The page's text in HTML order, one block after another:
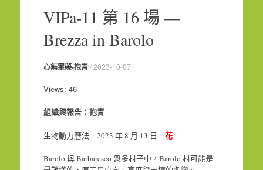
contentVIPa-11 第 16 場 —
Brezza in Barolo
心無罣礙-抱青/2023-10-07
Views: 46
組織與報告：抱青
生物動力曆法﹕2023 年 8 月 13 日 –花
Barolo 與 Barbaresco 衆多村子中，Barolo 村可能是